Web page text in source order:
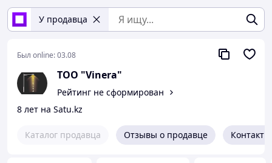
У продавца
Был online:03.08
TOO "Vinera"
Рейтинг не сформирован
8 лет на Satu.kz
Каталог продавца Отзывы о продавце Контакты